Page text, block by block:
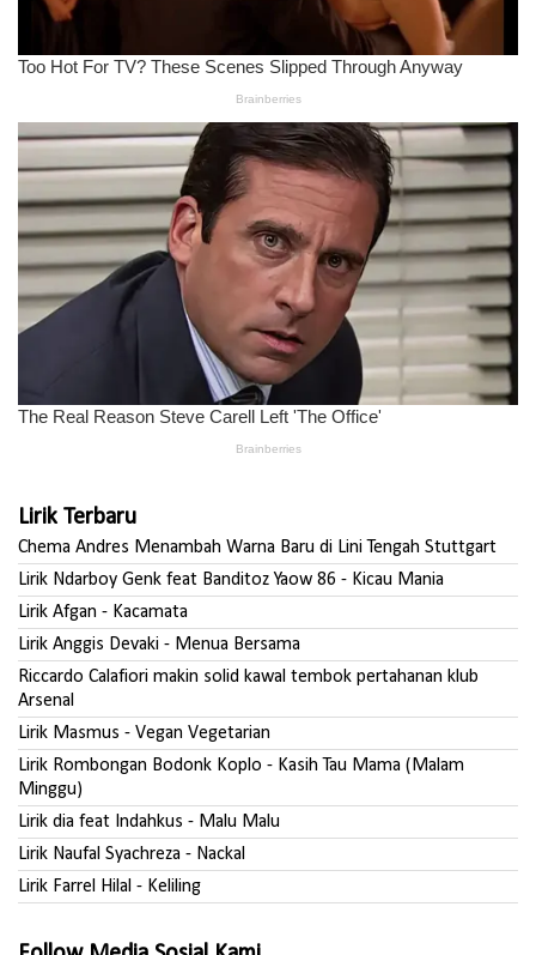
Lirik Terbaru
Chema Andres Menambah Warna Baru di Lini Tengah Stuttgart
Lirik Ndarboy Genk feat Banditoz Yaow 86 - Kicau Mania
Lirik Afgan - Kacamata
Lirik Anggis Devaki - Menua Bersama
Riccardo Calafiori makin solid kawal tembok pertahanan klub
Arsenal
Lirik Masmus - Vegan Vegetarian
Lirik Rombongan Bodonk Koplo - Kasih Tau Mama (Malam
Minggu)
Lirik dia feat Indahkus - Malu Malu
Lirik Naufal Syachreza - Nackal
Lirik Farrel Hilal - Keliling